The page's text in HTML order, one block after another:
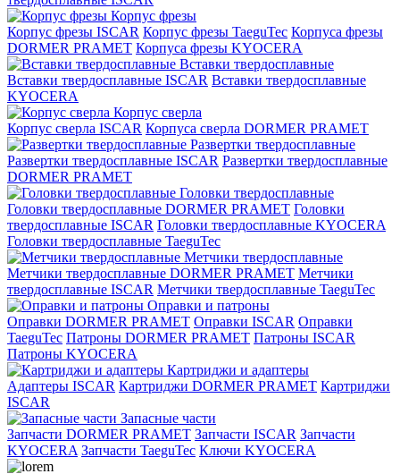
Корпус фрезы
Корпус фрезы ISCAR Корпус фрезы TaeguTec Корпуса фрезы
DORMER PRAMET Корпуса фрезы KYOCERA
Вставки твердосплавные
Вставки твердосплавные ISCAR Вставки твердосплавные
KYOCERA
Корпус сверла
Корпус сверла ISCAR Корпуса сверла DORMER PRAMET
Развертки твердосплавные
Развертки твердосплавные ISCAR Развертки твердосплавные
DORMER PRAMET
Головки твердосплавные
Головки твердосплавные DORMER PRAMET Головки
твердосплавные ISCAR Головки твердосплавные KYOCERA
Головки твердосплавные TaeguTec
Метчики твердосплавные
Метчики твердосплавные DORMER PRAMET Метчики
твердосплавные ISCAR Метчики твердосплавные TaeguTec
Оправки и патроны
Оправки DORMER PRAMET Оправки ISCAR Оправки
TaeguTec Патроны DORMER PRAMET Патроны ISCAR
Патроны KYOCERA
Картриджи и адаптеры
Адаптеры ISCAR Картриджи DORMER PRAMET Картриджи
ISCAR
Запасные части
Запчасти DORMER PRAMET Запчасти ISCAR Запчасти
KYOCERA Запчасти TaeguTec Ключи KYOCERA